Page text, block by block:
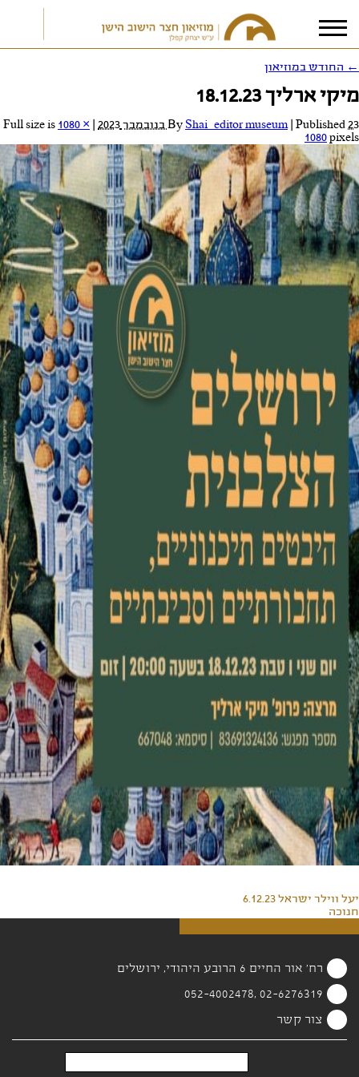
אני מאשר/ת אתתנאי הפרטיות
← החודש במוזיאון
מיקי ארליך 18.12.23
By Shai_editor museum Published23 בנובמבר 2023
1080 ×
1080pixels
יעל ווילר ישראל 6.12.23
חנוכה
רח' אור החיים 6 הרובע היהודי, ירושלים
02-6276319 ,052-4002478
צור קשר